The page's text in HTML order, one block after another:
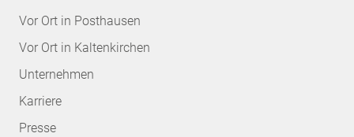
Vor Ort in Posthausen
Vor Ort in Kaltenkirchen
Unternehmen
Karriere
Presse